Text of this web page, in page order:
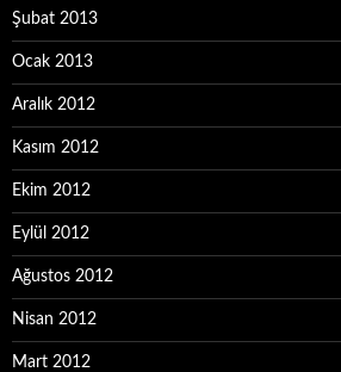
Şubat 2013
Ocak 2013
Aralık 2012
Kasım 2012
Ekim 2012
Eylül 2012
Ağustos 2012
Nisan 2012
Mart 2012